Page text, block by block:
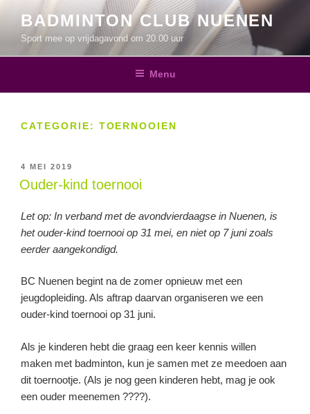
inhoud
BADMINTON CLUB NUENEN
Sport mee op vrijdagavond om 20.00 uur
Menu
CATEGORIE: TOERNOOIEN
GEPLAATST
OP
4 MEI 2019
Ouder-kind toernooi
Let op: In verband met de avondvierdaagse in Nuenen, is
het ouder-kind toernooi op 31 mei, en niet op 7 juni zoals
eerder aangekondigd.
BC Nuenen begint na de zomer opnieuw met een
jeugdopleiding. Als aftrap daarvan organiseren we een
ouder-kind toernooi op 31 juni.
Als je kinderen hebt die graag een keer kennis willen
maken met badminton, kun je samen met ze meedoen aan
dit toernootje. (Als je nog geen kinderen hebt, mag je ook
een ouder meenemen ????).